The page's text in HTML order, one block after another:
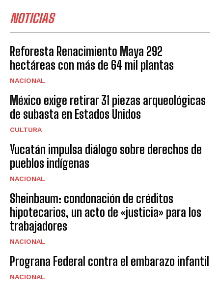
NOTICIAS
Reforesta Renacimiento Maya 292
hectáreas con más de 64 mil plantas
NACIONAL
México exige retirar 31 piezas arqueológicas
de subasta en Estados Unidos
CULTURA
Yucatán impulsa diálogo sobre derechos de
pueblos indígenas
NACIONAL
Sheinbaum: condonación de créditos
hipotecarios, un acto de «justicia» para los
trabajadores
NACIONAL
Prograna Federal contra el embarazo infantil
NACIONAL